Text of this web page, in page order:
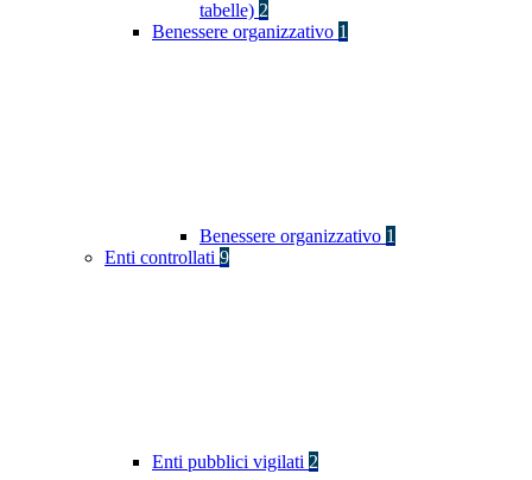
tabelle) 2
Benessere organizzativo 1
Benessere organizzativo 1
Enti controllati 9
Enti pubblici vigilati 2